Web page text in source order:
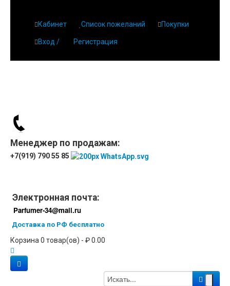
Кабинет Список пожеланий Покупки
Вход / Регистрация
Менеджер по продажам:
+7(919) 790 55 85
Электронная почта:
Parfumer-34@mail.ru
Доставка по РФ бесплатно
Корзина 0 товар(ов) - ₽ 0.00
Дешевая парфюмерия с бесплатной доставкой
Магазин
Парфюмерия
Новинки
Отзывы
Доставка